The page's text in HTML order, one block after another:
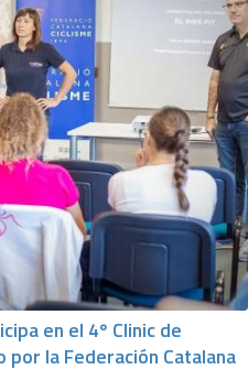
en el 4º Clinic de
la Federación Catalana